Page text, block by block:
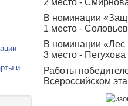
и
2 место -
В номинации
1 место -
В номинации «Лес
3 место - Петухова
Работы
Всероссийском